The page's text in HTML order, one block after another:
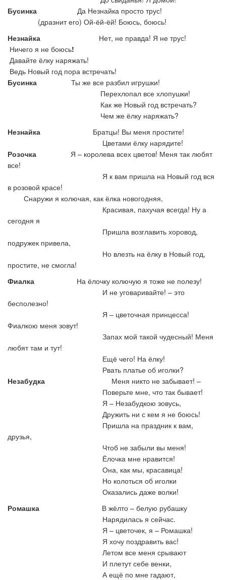
Бусинка
Да Незнайка просто трус!
(дразнит его) Ой-ёй-ёй! Боюсь, боюсь!
Незнайка
Нет, не правда! Я не трус!
Ничего я не боюсь!
Давайте ёлку наряжать!
Ведь Новый год пора встречать!
Бусинка
Ты же все разбил игрушки!
Перехлопал все хлопушки!
Как же Новый год встречать?
Чем же ёлку наряжать?
Незнайка
Братцы! Вы меня простите!
Цветами ёлку нарядите!
Розочка
Я – королева всех цветов! Меня так любят
все!
Я к вам пришла на Новый год вся
в розовой красе!
Снаружи я колючая, как ёлка новогодняя,
Красивая, пахучая всегда! Ну а
сегодня я
Пришла возглавить хоровод,
подружек привела,
Но влезть на ёлку в Новый год,
простите, не смогла!
Фиалка
На ёлочку колючую я тоже не полезу!
И не уговаривайте! – это
бесполезно!
Я – цветочная принцесса!
Фиалкою меня зовут!
Запах мой такой чудесный! Меня
любят там и тут!
Ещё чего! На ёлку!
Рвать платье об иголки?
Незабудка
Меня никто не забывает! –
Поверьте мне, что так бывает!
Я – Незабудкою зовусь,
Дружить ни с кем я не боюсь!
Пришла на праздник к вам,
друзья,
Чтоб не забыли вы меня!
Ёлочка мне нравится!
Она, как мы, красавица!
Но колоться об иголки
Оказались даже волки!
Ромашка
В жёлто – белую рубашку
Нарядилась я сейчас.
Я – цветочек, я – Ромашка!
Я хочу поздравить вас!
Летом все меня срывают
И плетут себе венки,
А ещё по мне гадают,